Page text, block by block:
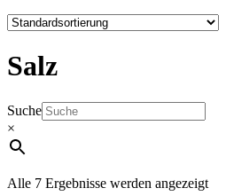
Salz
Suche
×
Alle 7 Ergebnisse werden angezeigt